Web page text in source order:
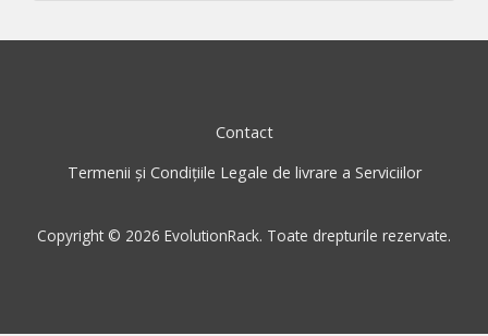
Contact
Termenii și Condițiile Legale de livrare a Serviciilor
Copyright © 2026 EvolutionRack. Toate drepturile rezervate.